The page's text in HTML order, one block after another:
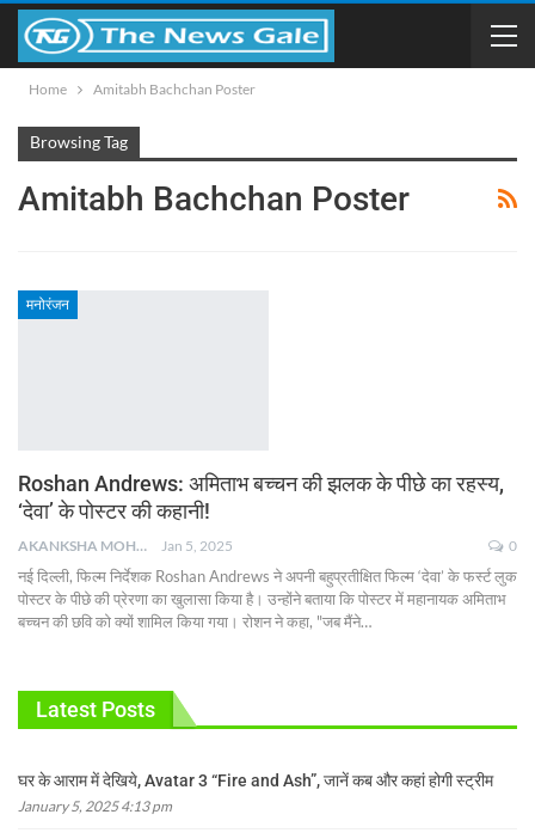
Home Amitabh Bachchan Poster
Browsing Tag
Amitabh Bachchan Poster
मनोरंजन
Roshan Andrews: अमिताभ बच्चन की झलक के पीछे का रहस्य,
‘देवा’ के पोस्टर की कहानी!
AKANKSHA MOHAN Jan 5, 2025 0
नई दिल्ली, फिल्म निर्देशक Roshan Andrews ने अपनी बहुप्रतीक्षित फिल्म ‘देवा’ के फर्स्ट लुक
पोस्टर के पीछे की प्रेरणा का खुलासा किया है। उन्होंने बताया कि पोस्टर में महानायक अमिताभ
बच्चन की छवि को क्यों शामिल किया गया। रोशन ने कहा, "जब मैंने…
Latest Posts
घर के आराम में देखिये, Avatar 3 “Fire and Ash”, जानें कब और कहां होगी स्ट्रीम
January 5, 2025 4:13 pm